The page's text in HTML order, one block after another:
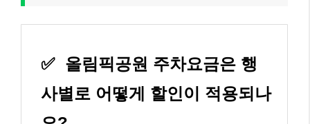
✅ 올림픽공원 주차요금은 행
사별로 어떻게 할인이 적용되나